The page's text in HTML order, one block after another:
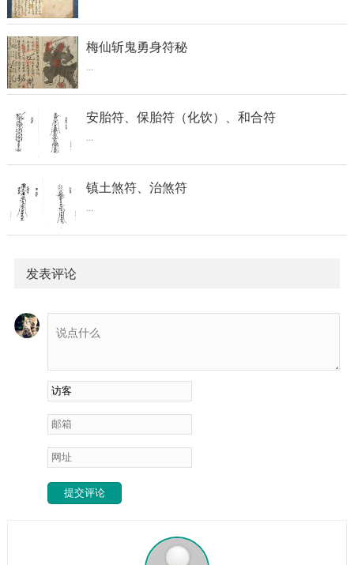
梅仙斩鬼勇身符秘
安胎符、保胎符（化饮）、和合符
镇土煞符、治煞符
发表评论
提交评论